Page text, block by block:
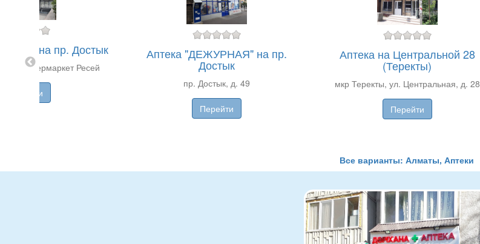
на пр. Достык
42, супермаркет Ресей
Перейти
Аптека "ДЕЖУРНАЯ" на пр.
Достык
пр. Достык, д. 49
Перейти
Аптека на Центральной 28
(Теректы)
мкр Теректы, ул. Центральная, д. 28
Перейти
Все варианты: Алматы, Аптеки